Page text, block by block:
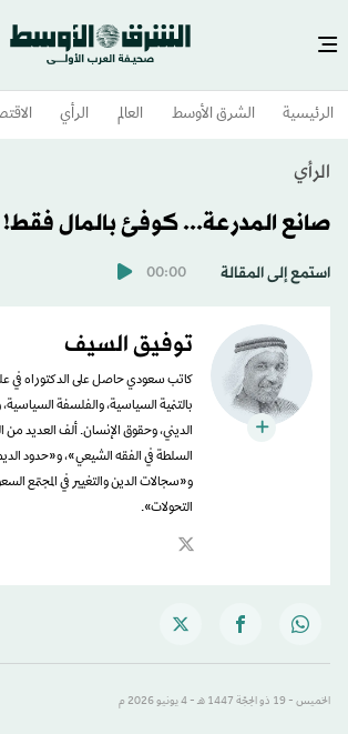
الرئيسية الشرق الأوسط​ العالم الرأي
الرأي
صانع المدرعة... كوفئ بالمال فقط!
استمع إلى المقالة 00:00
توفيق السيف
كاتب سعودي حاصل على الدكتوراه في
بالتنمية السياسية، والفلسفة السياسية،
الديني، وحقوق الإنسان. ألف العديد من
السلطة في الفقه الشيعي»، و«حدود
و«سجالات الدين والتغيير في المجتمع
التحولات».
الخميس - 19 ذو الحِجّة 1447 هـ - 4 يونيو 2026 م